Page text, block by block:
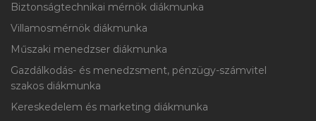
Biztonságtechnikai mérnök diákmunka
Villamosmérnök diákmunka
Műszaki menedzser diákmunka
Gazdálkodás- és menedzsment, pénzügy-számvitel
szakos diákmunka
Kereskedelem és marketing diákmunka